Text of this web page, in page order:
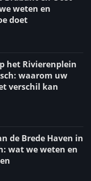
weten en
doet
het Rivierenplein
waarom uw
verschil kan
de Brede Haven in
wat we weten en